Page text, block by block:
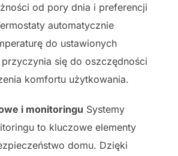
od pory dnia i preferencji
automatycznie
do ustawionych
się do oszczędności
komfortu użytkowania.
i monitoringu Systemy
to kluczowe elementy
domu. Dzięki